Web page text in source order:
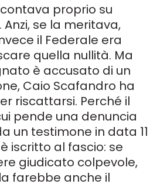
proprio su
se la meritava,
il Federale era
quella nullità. Ma
è accusato di un
Caio Scafandro ha
riscattarsi. Perché il
pende una denuncia
un testimone in data 11
iscritto al fascio: se
giudicato colpevole,
farebbe anche il